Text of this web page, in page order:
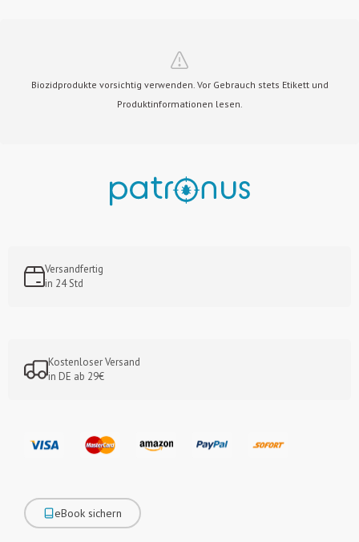
Versandfertig
in 24 Std
Kostenloser Versand
in DE ab 29€
eBook sichern
Biozidprodukte vorsichtig verwenden. Vor Gebrauch stets Etikett und
Produktinformationen lesen.